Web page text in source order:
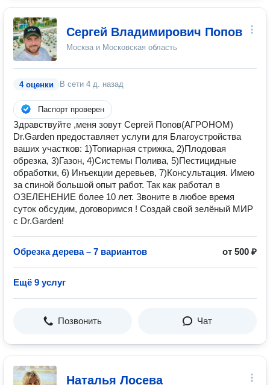
Сергей Владимирович Попов
Москва и Московская область
4 оценки В сети 4 д. назад
Паспорт проверен
Здравствуйте ,меня зовут Сергей Попов(АГРОНОМ)
Dr.Garden предоставляет услуги для Благоустройства
ваших участков: 1)Топиарная стрижка, 2)Плодовая
обрезка, 3)Газон, 4)Системы Полива, 5)Пестицидные
обработки, 6) Инъекции деревьев, 7)Консультация. Имею
за спиной большой опыт работ. Так как работал в
ОЗЕЛЕНЕНИЕ более 10 лет. Звоните в любое время
суток обсудим, договоримся ! Создай свой зелёный МИР
с Dr.Garden!
Обрезка дерева – 7 вариантов от 500 ₽
Ещё 9 услуг
Позвонить Чат
Наталья Лосева